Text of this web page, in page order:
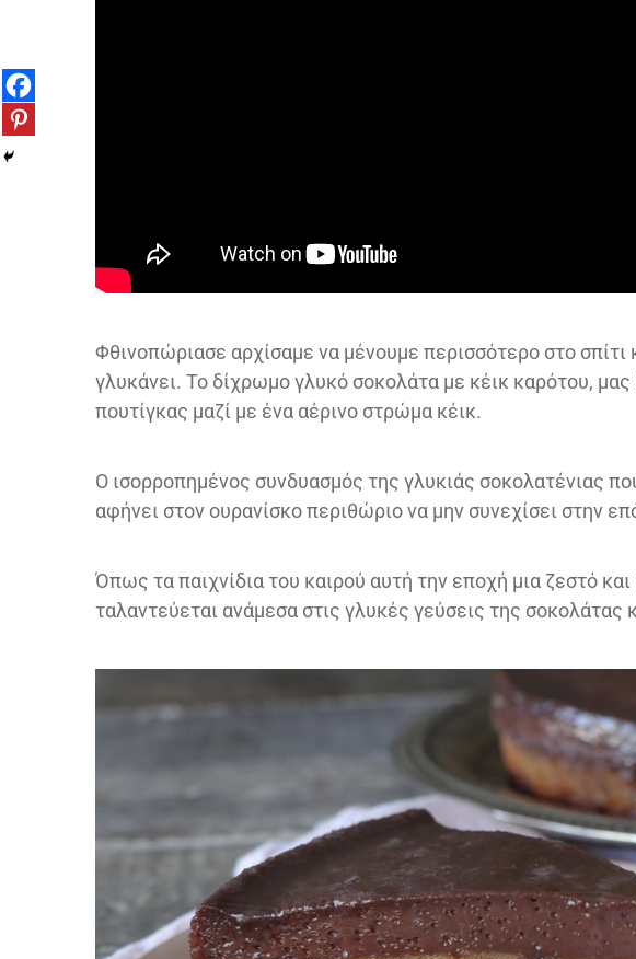
Φθινοπώριασε αρχίσαμε να μένουμε περισσότερο στο σπίτι
γλυκάνει. Το δίχρωμο γλυκό σοκολάτα με κέικ καρότου, μας
πουτίγκας μαζί με ένα αέρινο στρώμα κέικ.
Ο ισορροπημένος συνδυασμός της γλυκιάς σοκολατένιας
αφήνει στον ουρανίσκο περιθώριο να μην συνεχίσει στην
Όπως τα παιχνίδια του καιρού αυτή την εποχή μια ζεστό και
ταλαντεύεται ανάμεσα στις γλυκές γεύσεις της σοκολάτας